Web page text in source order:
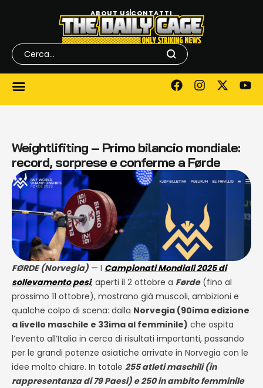
ABOUT USCONTATTI
Weightlifiting – Primo bilancio mondiale:
record, sorprese e conferme a Førde
FØRDE (Norvegia) — I Campionati Mondiali 2025 di
sollevamento pesi, aperti il 2 ottobre a Førde(fino al
prossimo 11 ottobre), mostrano già muscoli, ambizioni e
qualche colpo di scena: dalla Norvegia (90ima edizione
a livello maschile e 33ima al femminile) che ospita
l’evento all’Italia in cerca di risultati importanti, passando
per le grandi potenze asiatiche arrivate in Norvegia con le
idee molto chiare. In totale 255 atleti maschili (in
rappresentanza di 79 Paesi) e 250 in ambito femminile